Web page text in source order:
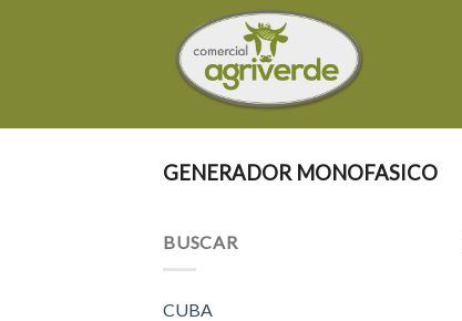
GENERADOR MONOFASICO
BUSCAR
CUBA